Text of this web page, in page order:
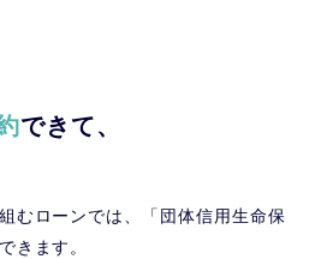
できて、
むローンでは、「団体信用生命保
きます。